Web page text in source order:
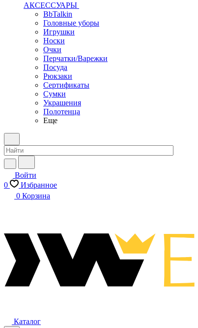
АКСЕССУАРЫ
BbTalkin
Головные уборы
Игрушки
Носки
Очки
Перчатки/Варежки
Посуда
Рюкзаки
Сертификаты
Сумки
Украшения
Полотенца
Еще
Войти
0
Избранное
0 Корзина
Каталог